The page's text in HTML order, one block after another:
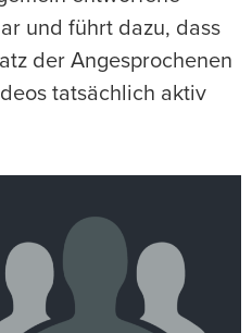
und führt dazu, dass
der Angesprochenen
tatsächlich aktiv